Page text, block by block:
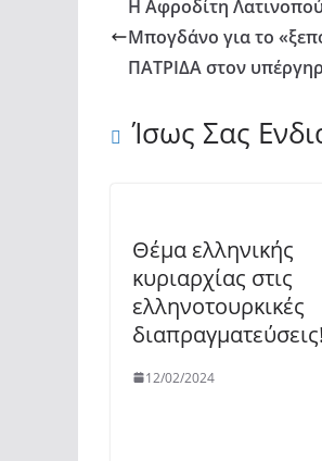
Η Αφροδίτη
Μπογδάνο για το
ΠΑΤΡΙΔΑ στον
Ίσως Σας
Θέμα ελληνικής
κυριαρχίας στις
ελληνοτουρκικές
διαπραγματεύσεις!
12/02/2024